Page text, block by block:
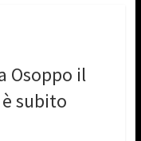
Osoppo il
subito